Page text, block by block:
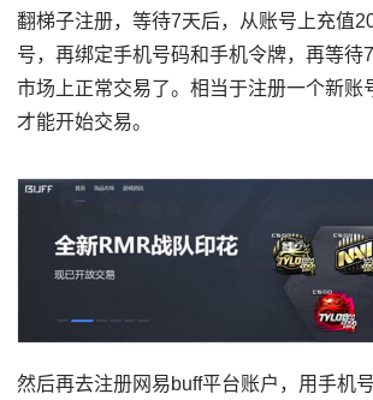
翻梯子注册，等待7天后，从账号上充值
号，再绑定手机号码和手机令牌，再等待
市场上正常交易了。相当于注册一个新账
才能开始交易。
然后再去注册网易buff平台账户，用手机